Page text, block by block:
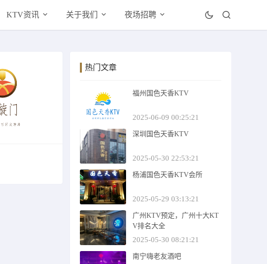
KTV资讯 关于我们 夜场招聘
热门文章
福州国色天香KTV
2025-06-09 00:25:21
深圳国色天香KTV
2025-05-30 22:53:21
杨浦国色天香KTV会所
2025-05-29 03:13:21
广州KTV预定，广州十大KT
V排名大全
2025-05-30 08:21:21
南宁嗨老友酒吧